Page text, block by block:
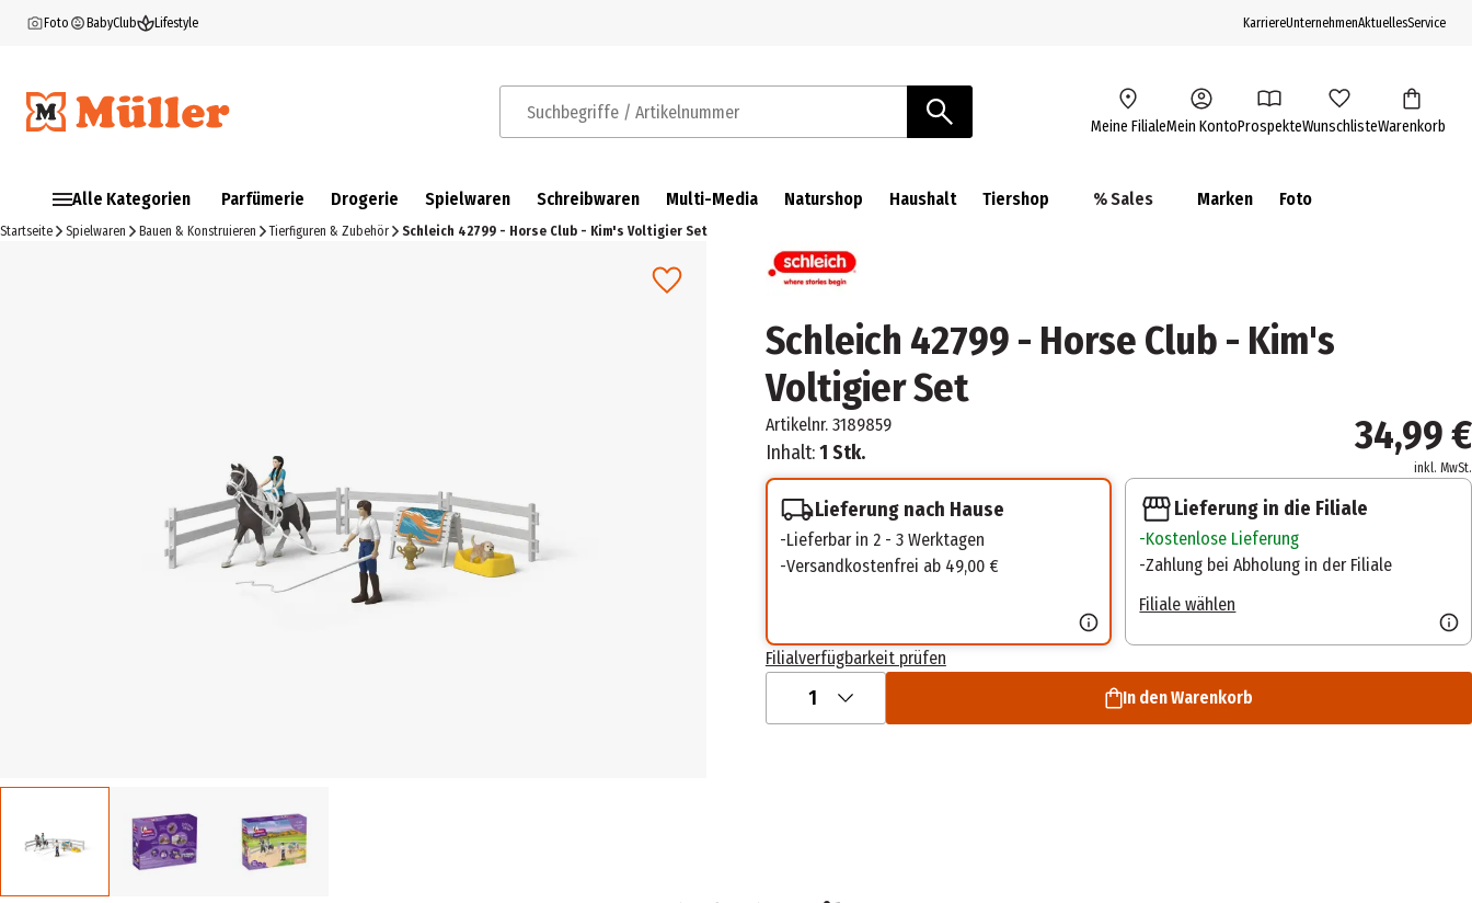
Foto BabyClub Lifestyle KarriereUnternehmenAktuellesService
Suchbegriffe / Artikelnummer Meine FilialeMein KontoProspekteWunschlisteWarenkorb
Alle Kategorien Parfümerie Drogerie Spielwaren Schreibwaren Multi-Media Naturshop Haushalt Tiershop % Sales Marken Foto
Startseite Spielwaren Bauen & Konstruieren Tierfiguren & Zubehör Schleich 42799 - Horse Club - Kim's Voltigier Set
Schleich 42799 - Horse Club - Kim's
Voltigier Set
Artikelnr. 3189859
Inhalt:1 Stk. 34,99 €
inkl. MwSt.
Lieferung nach Hause
Lieferbar in 2 - 3 Werktagen
Versandkostenfrei ab 49,00 €
Lieferung in die Filiale
Kostenlose Lieferung
Zahlung bei Abholung in der Filiale
Filiale wählen
Filialverfügbarkeit prüfen
1 In den Warenkorb